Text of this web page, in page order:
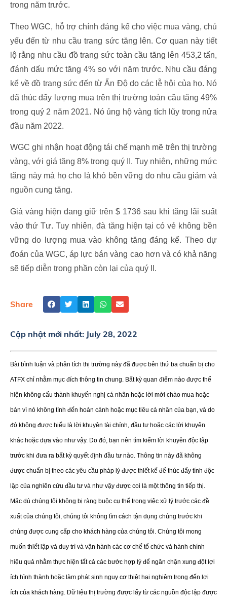
trong năm trước.
Theo WGC, hỗ trợ chính đáng kể cho việc mua vàng, chủ
yếu đến từ nhu cầu trang sức tăng lên. Cơ quan này tiết
lộ rằng nhu cầu đồ trang sức toàn cầu tăng lên 453,2 tấn,
đánh dấu mức tăng 4% so với năm trước. Nhu cầu đáng
kể về đồ trang sức đến từ Ấn Độ do các lễ hội của họ. Nó
đã thúc đẩy lượng mua trên thị trường toàn cầu tăng 49%
trong quý 2 năm 2021. Nó ủng hộ vàng tích lũy trong nửa
đầu năm 2022.
WGC ghi nhận hoạt động tái chế mạnh mẽ trên thị trường
vàng, với giá tăng 8% trong quý II. Tuy nhiên, những mức
tăng này mà họ cho là khó bền vững do nhu cầu giảm và
nguồn cung tăng.
Giá vàng hiện đang giữ trên $ 1736 sau khi tăng lãi suất
vào thứ Tư. Tuy nhiên, đà tăng hiện tại có vẻ không bền
vững do lượng mua vào không tăng đáng kể. Theo dự
đoán của WGC, áp lực bán vàng cao hơn và có khả năng
sẽ tiếp diễn trong phần còn lại của quý II.
Share
Cập nhật mới nhất: July 28, 2022
Bài bình luận và phân tích thị trường này đã được bên thứ ba chuẩn bị cho
ATFX chỉ nhằm mục đích thông tin chung. Bất kỳ quan điểm nào được thể
hiện không cấu thành khuyến nghị cá nhân hoặc lời mời chào mua hoặc
bán vì nó không tính đến hoàn cảnh hoặc mục tiêu cá nhân của bạn, và do
đó không được hiểu là lời khuyên tài chính, đầu tư hoặc các lời khuyên
khác hoặc dựa vào như vậy. Do đó, bạn nên tìm kiếm lời khuyên độc lập
trước khi đưa ra bất kỳ quyết định đầu tư nào. Thông tin này đã không
được chuẩn bị theo các yêu cầu pháp lý được thiết kế để thúc đẩy tính độc
lập của nghiên cứu đầu tư và như vậy được coi là một thông tin tiếp thị.
Mặc dù chúng tôi không bị ràng buộc cụ thể trong việc xử lý trước các đề
xuất của chúng tôi, chúng tôi không tìm cách tận dụng chúng trước khi
chúng được cung cấp cho khách hàng của chúng tôi. Chúng tôi mong
muốn thiết lập và duy trì và vận hành các cơ chế tổ chức và hành chính
hiệu quả nhằm thực hiện tất cả các bước hợp lý để ngăn chặn xung đột lợi
ích hình thành hoặc làm phát sinh nguy cơ thiệt hại nghiêm trọng đến lợi
ích của khách hàng. Dữ liệu thị trường được lấy từ các nguồn độc lập được